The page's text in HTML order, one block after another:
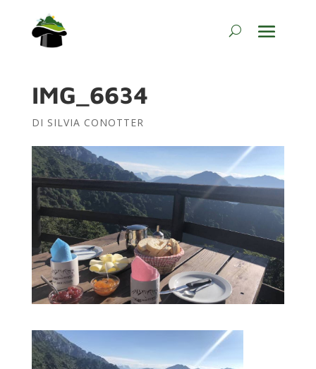
IMG_6634
DI SILVIA CONOTTER